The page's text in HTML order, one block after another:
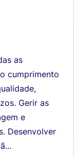
as
cumprimento
Gerir as
e
Desenvolver